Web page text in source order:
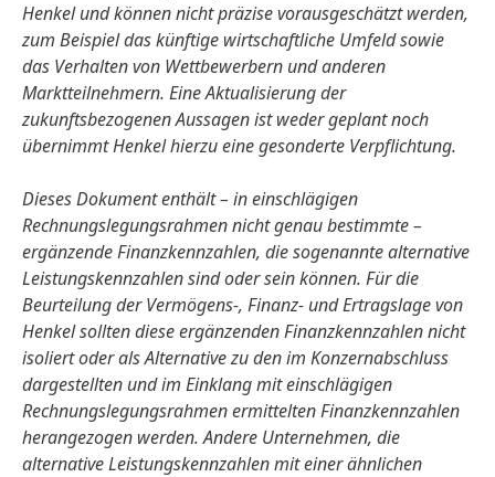
Henkel und können nicht präzise vorausgeschätzt werden,
zum Beispiel das künftige wirtschaftliche Umfeld sowie
das Verhalten von Wettbewerbern und anderen
Marktteilnehmern. Eine Aktualisierung der
zukunftsbezogenen Aussagen ist weder geplant noch
übernimmt Henkel hierzu eine gesonderte Verpflichtung.
Dieses Dokument enthält – in einschlägigen
Rechnungslegungsrahmen nicht genau bestimmte –
ergänzende Finanzkennzahlen, die sogenannte alternative
Leistungskennzahlen sind oder sein können. Für die
Beurteilung der Vermögens-, Finanz- und Ertragslage von
Henkel sollten diese ergänzenden Finanzkennzahlen nicht
isoliert oder als Alternative zu den im Konzernabschluss
dargestellten und im Einklang mit einschlägigen
Rechnungslegungsrahmen ermittelten Finanzkennzahlen
herangezogen werden. Andere Unternehmen, die
alternative Leistungskennzahlen mit einer ähnlichen